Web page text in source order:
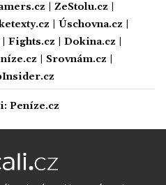
ZeStolu.cz
Úschovna.cz
Fights.cz Dokina.cz
Srovnám.cz
Peníze.cz